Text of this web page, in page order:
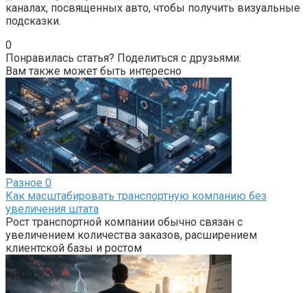
каналах, посвященных авто, чтобы получить визуальные
подсказки.
0
Понравилась статья? Поделиться с друзьями:
Вам также может быть интересно
Разное 0
Как масштабировать транспортную компанию без
увеличения штата
Рост транспортной компании обычно связан с
увеличением количества заказов, расширением
клиентской базы и ростом